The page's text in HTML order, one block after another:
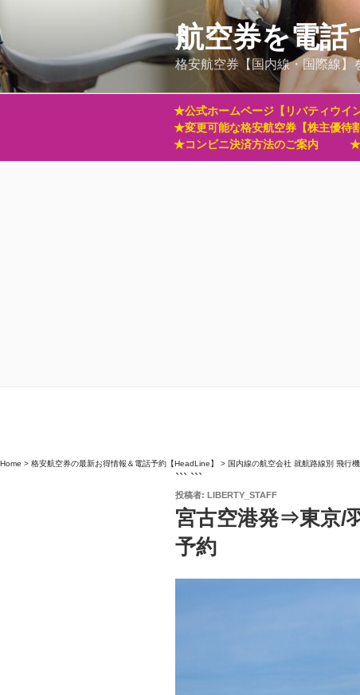
ン
テ
ン
ツ
ッ
航空券を電話
格安航空券【国内線・国際線】
★公式ホームページ【リバティウイン
★変更可能な格安航空券【株主優待割
★コンビニ決済方法のご案内
★
Home > 格安航空券の最新お得情報＆電話予約【HeadLine】 > 国内線の航空会社 就航路線別 飛行
``` ```
投
日:
投稿者: LIBERTY_STAFF
宮古空港発⇒東京/
予約